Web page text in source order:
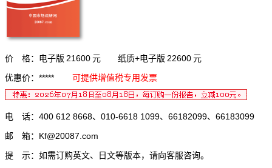
价 格：电子版 21600 元 纸质+电子版 22600 元
优惠价：*****
可提供增值税专用发票
电 话：400 612 8668、010-6618 1099、66182099、66183099
邮 箱： Kf@20087.com
提 示：如需订购英文、日文等版本，请向客服咨询。